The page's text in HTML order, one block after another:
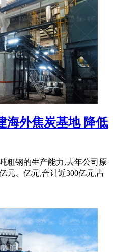
海外焦炭基地 降低
粗钢的生产能力,去年公司原
元、亿元,合计近300亿元,占